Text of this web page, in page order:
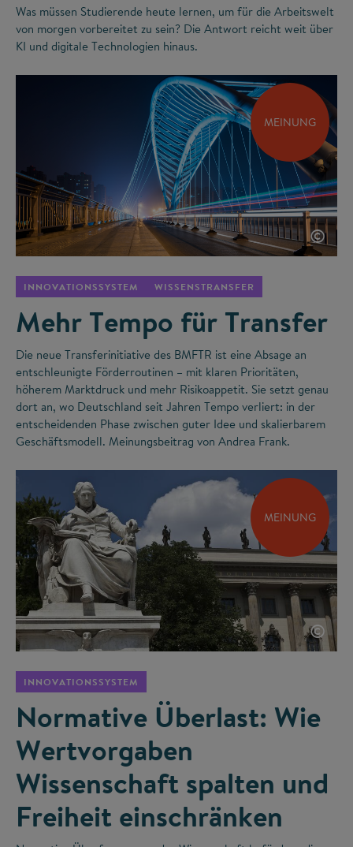
Was müssen Studierende heute lernen, um für die Arbeitswelt
von morgen vorbereitet zu sein? Die Antwort reicht weit über
KI und digitale Technologien hinaus.
MEINUNG
©
INNOVATIONSSYSTEM WISSENSTRANSFER
Mehr Tempo für Transfer
Die neue Transferinitiative des BMFTR ist eine Absage an
entschleunigte Förderroutinen – mit klaren Prioritäten,
höherem Marktdruck und mehr Risikoappetit. Sie setzt genau
dort an, wo Deutschland seit Jahren Tempo verliert: in der
entscheidenden Phase zwischen guter Idee und skalierbarem
Geschäftsmodell. Meinungsbeitrag von Andrea Frank.
MEINUNG
©
INNOVATIONSSYSTEM
Normative Überlast: Wie
Wertvorgaben
Wissenschaft spalten und
Freiheit einschränken